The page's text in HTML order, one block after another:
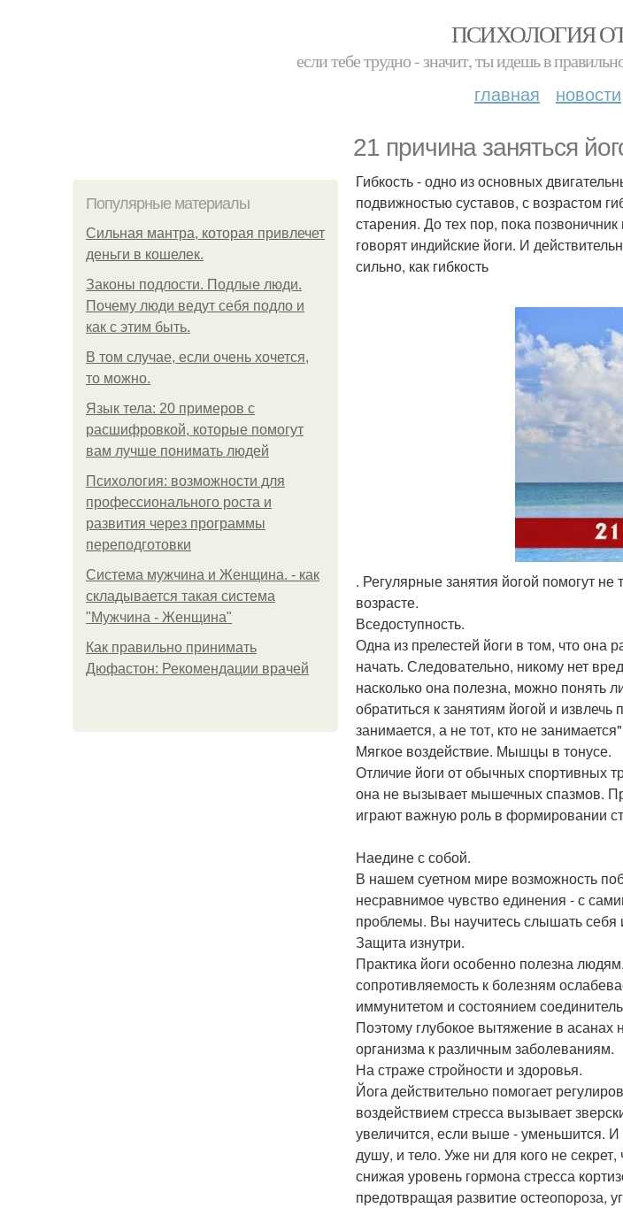
ПСИХОЛОГИЯ
если тебе трудно - значит, ты идешь в
главная новости
21 причина заняться
Популярные материалы
Сильная мантра, которая привлечет
деньги в кошелек.
Законы подлости. Подлые люди.
Почему люди ведут себя подло и
как с этим быть.
В том случае, если очень хочется,
то можно.
Язык тела: 20 примеров с
расшифровкой, которые помогут
вам лучше понимать людей
Психология: возможности для
профессионального роста и
развития через программы
переподготовки
Система мужчина и Женщина. - как
складывается такая система
"Мужчина - Женщина"
Как правильно принимать
Дюфастон: Рекомендации врачей
Гибкость - одно из основных
подвижностью суставов, с возрастом
старения. До тех пор, пока позвоничник
говорят индийские йоги. И
сильно, как гибкость
. Регулярные занятия йогой помогут
возрасте.
Вседоступность.
Одна из прелестей йоги в том, что она
начать. Следовательно, никому нет
насколько она полезна, можно понять
обратиться к занятиям йогой и извлечь
занимается, а не тот, кто не
Мягкое воздействие. Мышцы в тонусе.
Отличие йоги от обычных спортивных
она не вызывает мышечных спазмов.
играют важную роль в формировании
Наедине с собой.
В нашем суетном мире возможность
несравнимое чувство единения - с
проблемы. Вы научитесь слышать себя
Защита изнутри.
Практика йоги особенно полезна
сопротивляемость к болезням
иммунитетом и состоянием
Поэтому глубокое вытяжение в асанах
организма к различным заболеваниям.
На страже стройности и здоровья.
Йога действительно помогает
воздействием стресса вызывает
увеличится, если выше - уменьшится. И
душу, и тело. Уже ни для кого не
снижая уровень гормона стресса
предотвращая развитие остеопороза,